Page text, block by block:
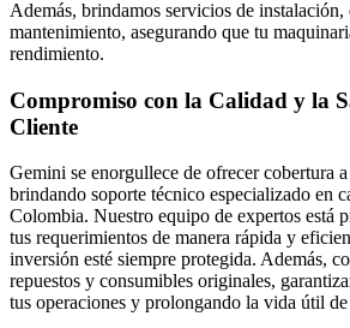
Además, brindamos servicios de
mantenimiento, asegurando que tu
rendimiento.
Compromiso con la Calidad y la
Cliente
Gemini se enorgullece de ofrecer cobertura
brindando soporte técnico especializado en
Colombia. Nuestro equipo de expertos está
tus requerimientos de manera rápida y
inversión esté siempre protegida. Además,
repuestos y consumibles originales,
tus operaciones y prolongando la vida útil